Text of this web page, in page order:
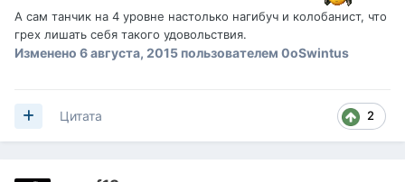
А сам танчик на 4 уровне настолько нагибуч и колобанист, что
грех лишать себя такого удовольствия.
Изменено 6 августа, 2015 пользователем 0oSwintus
2
Цитата